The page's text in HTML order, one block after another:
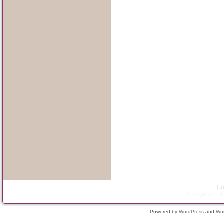
Powered byWordPress and